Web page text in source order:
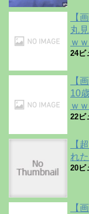
【
丸
ｗ
24ビ
【
10
ｗ
22ビ
【
れ
20ビ
【